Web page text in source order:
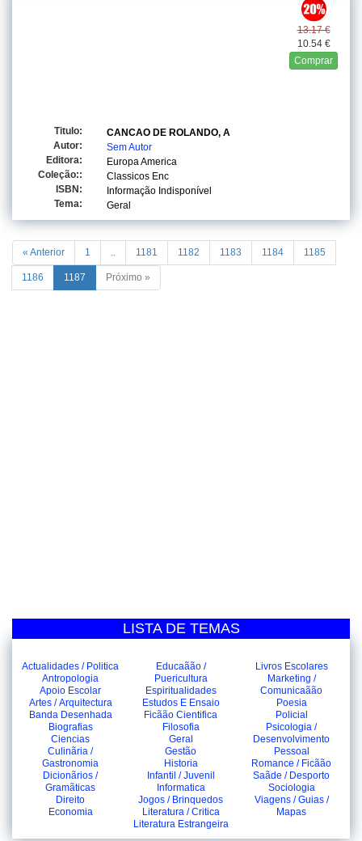
13.17 €
10.54 €
Comprar
Titulo:
CANCAO DE ROLANDO, A
Autor:
Sem Autor
Editora:
Europa America
Coleção::
Classicos Enc
ISBN:
Informação Indisponível
Tema:
Geral
« Anterior 1 .. 1181 1182 1183 1184 1185
1186 1187 Próximo »
LISTA DE TEMAS
Actualidades / Politica
Antropologia
Apoio Escolar
Artes / Arquitectura
Banda Desenhada
Biografias
Ciencias
Culinãria /
Gastronomia
Dicionãrios /
Gramãticas
Direito
Economia
Educaãão /
Puericultura
Espiritualidades
Estudos E Ensaio
Ficãão Cientifica
Filosofia
Geral
Gestão
Historia
Infantil / Juvenil
Informatica
Jogos / Brinquedos
Literatura / Critica
Literatura Estrangeira
Livros Escolares
Marketing /
Comunicaãão
Poesia
Policial
Psicologia /
Desenvolvimento
Pessoal
Romance / Ficãão
Saãde / Desporto
Sociologia
Viagens / Guias /
Mapas